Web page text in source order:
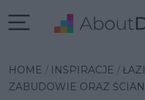
HOME INSPIRACJE
ZABUDOWIE ORAZ